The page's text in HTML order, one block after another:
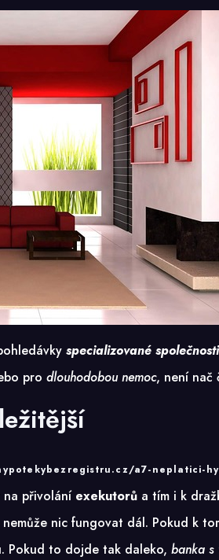
specializované společnosti
pro dlouhodobou nemoc, není nač
a7-neplatici-
na přivolání exekutorů a tím i k
nic fungovat dál. Pokud k
Pokud to dojde tak daleko, banka s